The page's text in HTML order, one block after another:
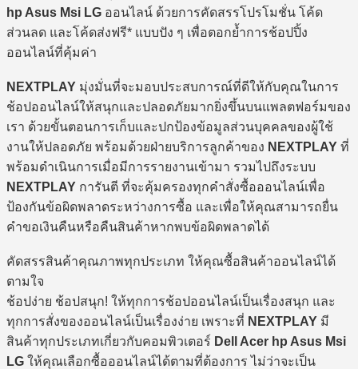
hp Asus Msi LG ออนไลน์ ด้วยการคัดสรรโปรโมชั่น โค้ด
ส่วนลด และโค้ดส่งฟรี* แบบปัง ๆ เพื่อตอกย้ำการช้อปปิ้ง
ออนไลน์ที่คุ้มค่า
NEXTPLAY มุ่งมั่นที่จะมอบประสบการณ์ที่ดีให้กับคุณในการ
ช้อปออนไลน์ให้สนุกและปลอดภัยมากยิ่งขึ้นบนแพลตฟอร์มของ
เรา ด้วยขั้นตอนการเก็บและปกป้องข้อมูลส่วนบุคคลของผู้ใช้
งานให้ปลอดภัย พร้อมด้วยฝ่ายบริการลูกค้าของ NEXTPLAY ที่
พร้อมดำเนินการเมื่อมีการรายงานเข้ามา รวมไปถึงระบบ
NEXTPLAY การันตี ที่จะคุ้มครองทุกคำสั่งซื้อออนไลน์เพื่อ
ป้องกันข้อผิดพลาดระหว่างการซื้อ และเพื่อให้คุณสามารถยื่น
คำขอเงินคืนหรือคืนสินค้าหากพบข้อผิดพลาดได้
คัดสรรสินค้าคุณภาพทุกประเภท ให้คุณซื้อสินค้าออนไลน์ได้
ตามใจ
ช้อปง่าย ช้อปสนุก! ให้ทุกการช้อปออนไลน์เป็นเรื่องสนุก และ
ทุกการสั่งของออนไลน์เป็นเรื่องง่าย เพราะที่ NEXTPLAY มี
สินค้าทุกประเภทเกี่ยวกับคอมพิวเตอร์ Dell Acer hp Asus Msi
LG ให้คุณเลือกซื้อออนไลน์ได้ตามที่ต้องการ ไม่ว่าจะเป็น